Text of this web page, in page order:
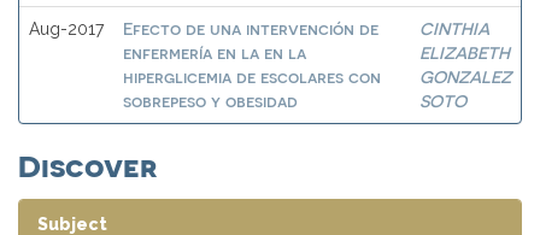
Aug-2017
Efecto de una intervención de
enfermería en la en la
hiperglicemia de escolares con
sobrepeso y obesidad
CINTHIA
ELIZABETH
GONZALEZ
SOTO
Discover
Subject